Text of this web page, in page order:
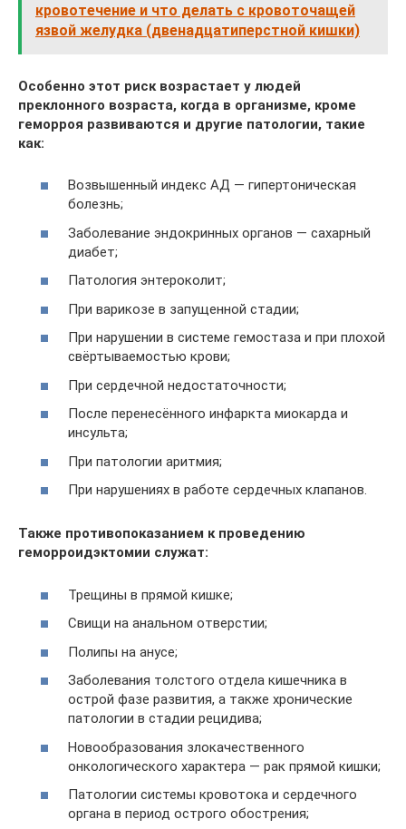
кровотечение и что делать с кровоточащей
язвой желудка (двенадцатиперстной кишки)
Особенно этот риск возрастает у людей
преклонного возраста, когда в организме, кроме
геморроя развиваются и другие патологии, такие
как:
Возвышенный индекс АД — гипертоническая
болезнь;
Заболевание эндокринных органов — сахарный
диабет;
Патология энтероколит;
При варикозе в запущенной стадии;
При нарушении в системе гемостаза и при плохой
свёртываемостью крови;
При сердечной недостаточности;
После перенесённого инфаркта миокарда и
инсульта;
При патологии аритмия;
При нарушениях в работе сердечных клапанов.
Также противопоказанием к проведению
геморроидэктомии служат:
Трещины в прямой кишке;
Свищи на анальном отверстии;
Полипы на анусе;
Заболевания толстого отдела кишечника в
острой фазе развития, а также хронические
патологии в стадии рецидива;
Новообразования злокачественного
онкологического характера — рак прямой кишки;
Патологии системы кровотока и сердечного
органа в период острого обострения;